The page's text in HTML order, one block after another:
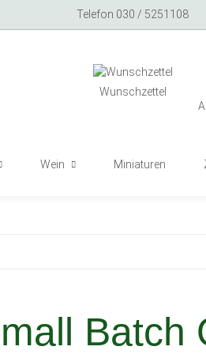
Telefon 030 / 5251108
Wunschzettel
Wein Miniaturen
Batch